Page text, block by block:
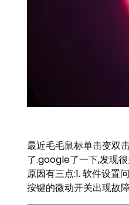
最近毛毛鼠标单击变双
了.google了一下,发现
原因有三点:1. 软件设置
按键的微动开关出现故障